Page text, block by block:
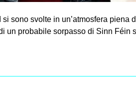
sono svolte in un’atmosfera
un probabile sorpasso di Sinn Féin